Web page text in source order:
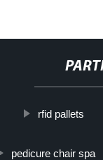
rfid pallets
pedicure chair spa